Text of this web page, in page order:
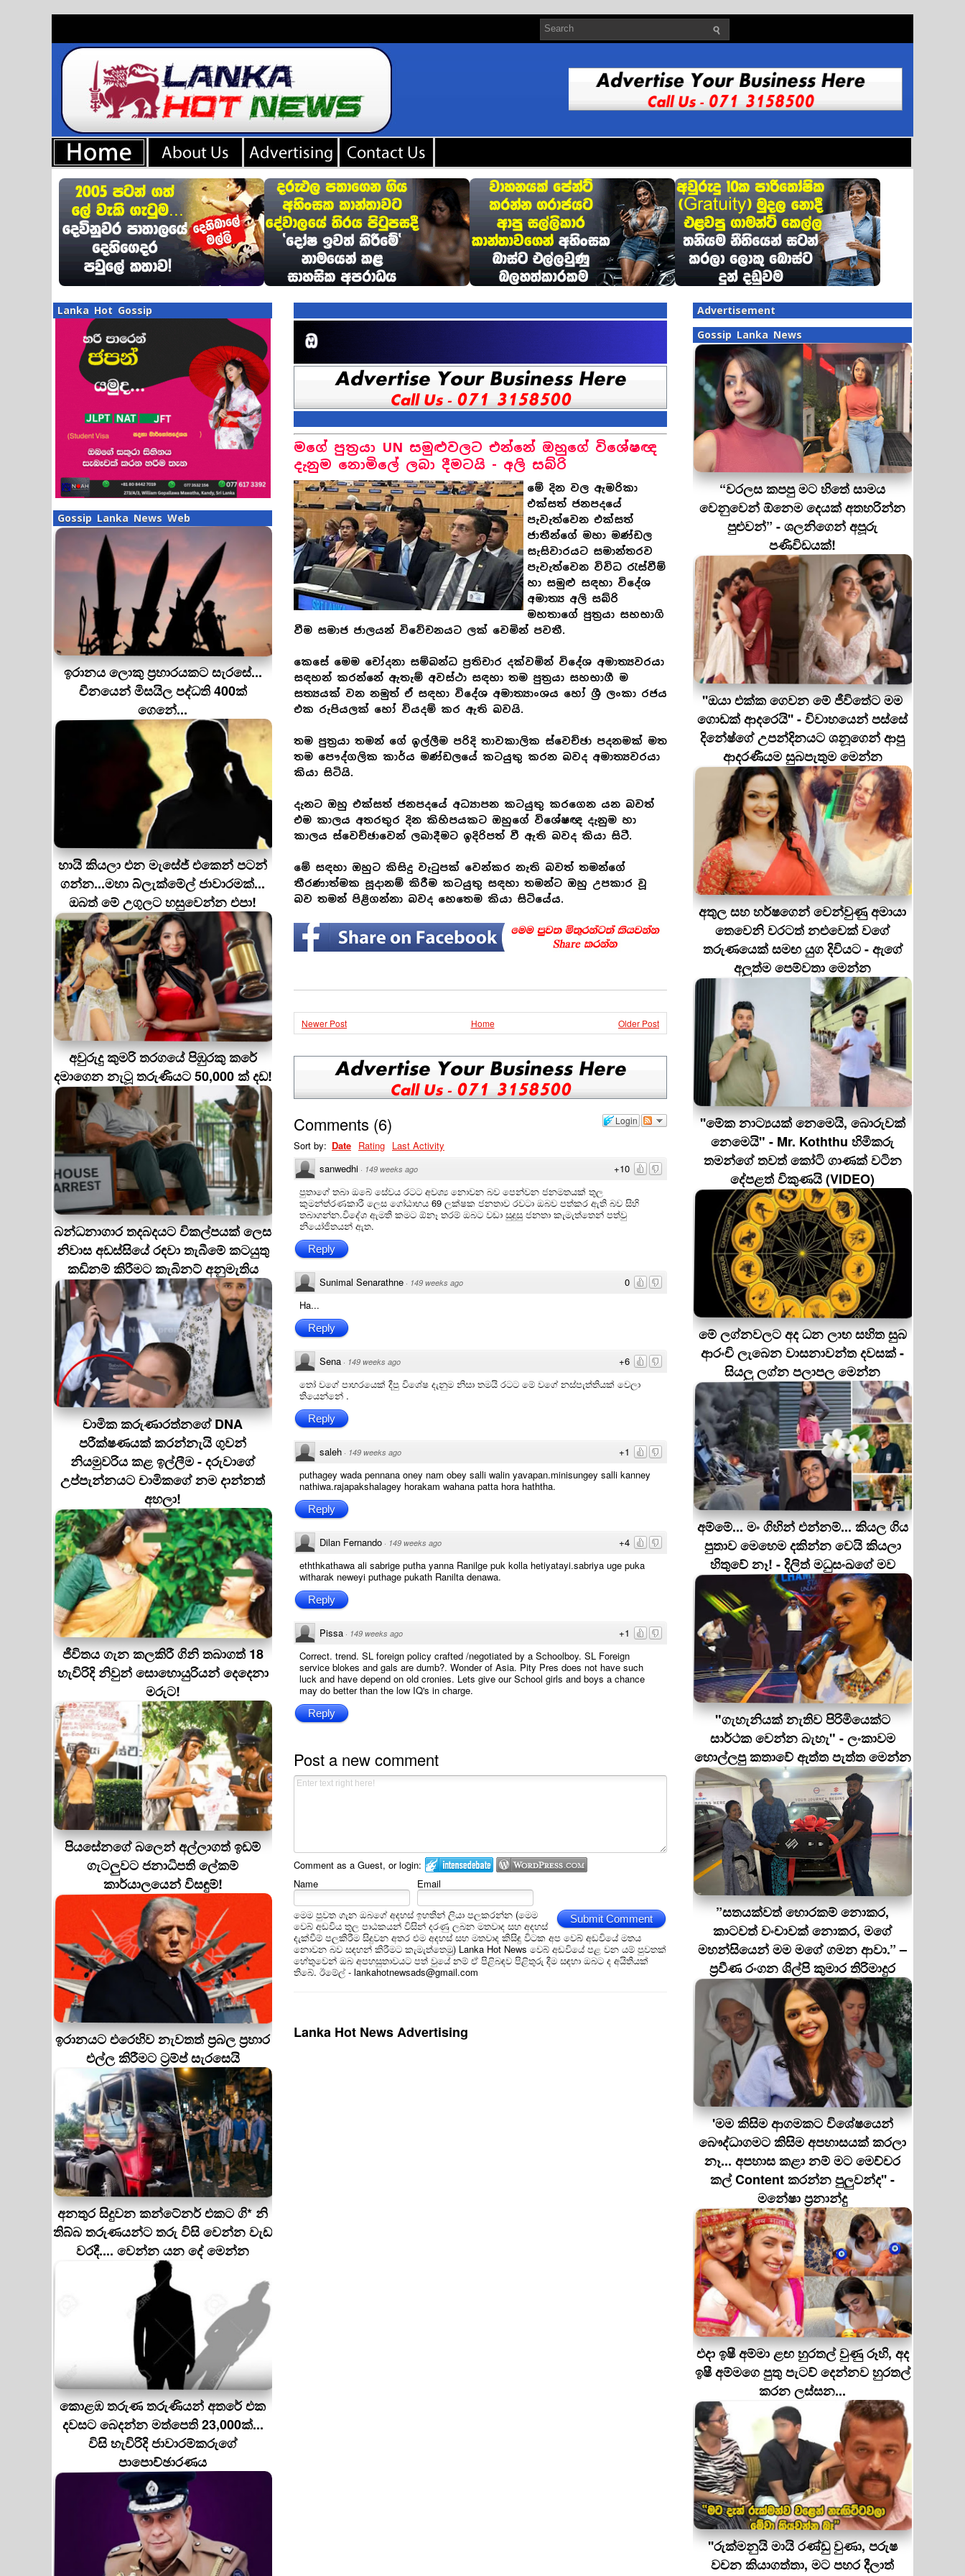
Lanka Hot Gossip
Gossip Lanka News Web
ඉරානය ලොකු ප‍්‍රහාරයකට සැරසේ...
චීනයෙන් මිසයිල පද්ධති 400ක්
ගෙනේ...
හායි කියලා එන මැසේජ් එකෙන් පටන්
ගන්න...මහා බ්ලැක්මේල් ජාවාරමක්...
ඔබත් මේ උගුලට හසුවෙන්න එපා!
අවුරුදු කුමරි තරගයේ පිඹුරකු කරේ
දමාගෙන නැටූ තරුණියට 50,000 ක් දඩ!
බන්ධනාගාර තදබදයට විකල්පයක් ලෙස
නිවාස අඩස්සියේ රඳවා තැබීමේ කටයුතු
කඩිනම් කිරීමට කැබිනට් අනුමැතිය
චාමික කරුණාරත්නගේ DNA
පරීක්ෂණයක් කරන්නැයි ගුවන්
නියමුවරිය කළ ඉල්ලීම - දරුවාගේ
උප්පැන්නයට චාමිකගේ නම දාන්නත්
අහලා!
ජීවිතය ගැන කලකිරී ගිනි තබාගත් 18
හැවිරිදි නිවුන් සොහොයුරියන් දෙදෙනා
මරුට!
පියසේනගේ බලෙන් අල්ලාගත් ඉඩම්
ගැටලුවට ජනාධිපති ලේකම්
කාර්යාලයෙන් විසඳුම්!
ඉරානයට එරෙහිව නැවතත් ප්‍රබල ප්‍රහාර
එල්ල කිරීමට ට්‍රම්ප් සැරසෙයි
අනතුර සිදුවන කන්ටේනර් එකට ගි* නි
තිබ්බ තරුණයන්ට තරු විසි වෙන්න වැඩ
වරදී.... වෙන්න යන දේ මෙන්න
කොළඹ තරුණ තරුණියන් අතරේ එක
දවසට බෙදන්න මත්පෙති 23,000ක්...
විසි හැවිරිදි ජාවාරම්කරුගේ
පාපොච්ඡාරණය
මගේ පුත‍්‍රයා UN සමුළුවලට එන්නේ ඔහුගේ විශේෂඥ
දැනුම නොමිලේ ලබා දීමටයි - අලි සබ්රි
මේ දින වල ඇමරිකා
එක්සත් ජනපදයේ
පැවැත්වෙන එක්සත්
ජාතීන්ගේ මහා මණ්ඩල
සැසිවාරයට සමාන්තරව
පැවැත්වෙන විවිධ රැස්වීම්
හා සමුළු සඳහා විදේශ
අමාත්‍ය අලි සබ්රි
මහතාගේ පුත්‍රයා සහභාගි
වීම සමාජ ජාලයන් විවේචනයට ලක් වෙමින් පවතී.
කෙසේ මෙම චෝදනා සම්බන්ධ ප්‍රතිචාර දක්වමින් විදේශ අමාත්‍යවරයා
සඳහන් කරන්නේ ඇතැම් අවස්ථා සඳහා තම පුත්‍රයා සහභාගී ම
සත්‍යයක් වන නමුත් ඒ සඳහා විදේශ අමාත්‍යාංශය හෝ ශ්‍රී ලංකා රජය
එක රුපියලක් හෝ වියදම් කර ඇති බවයි.
තම පුත්‍රයා තමන් ගේ ඉල්ලීම පරිදි තාවකාලික ස්වෙච්ඡා පදනමක් මත
තම පෞද්ගලික කාර්ය මණ්ඩලයේ කටයුතු කරන බවද අමාත්‍යවරයා
කියා සිටියි.
දැනට ඔහු එක්සත් ජනපදයේ අධ්‍යාපන කටයුතු කරගෙන යන බවත්
එම කාලය අතරතුර දින කිහිපයකට ඔහුගේ විශේෂඥ දැනුම හා
කාලය ස්වෙච්ඡාවෙන් ලබාදීමට ඉදිරිපත් වී ඇති බවද කියා සිටී.
මේ සඳහා ඔහුට කිසිදු වැටුපක් වෙන්කර නැති බවත් තමන්ගේ
තීරණාත්මක සූදානම් කිරීම කටයුතු සඳහා තමන්ට ඔහු උපකාර වූ
බව තමන් පිළිගන්නා බවද හෙතෙම කියා සිටියේය.
Newer Post Older Post
Home
Login
Comments (6)
Sort by: Date Rating Last Activity
+10
sanwedhi · 149 weeks ago
පුතාගේ තබා ඔබේ සේවය රටට අවශ්‍ය නොවන බව පෙන්වන ජනමතයක් තුල
කුමන්ත්රණකාරී ලෙස ගෝඨාභය 69 ලක්ෂක ජනතාව රවටා ඔබව පත්කර ඇති බව සිහි
තබාගන්න.විදේශ ඇමති කමට ඕනෑ තරම් ඔබට වඩා සුදුසු ජනතා කැමැත්තෙන් පත්වු
නියෝජිතයන් ඇත.
Reply
0
Sunimal Senarathne · 149 weeks ago
Ha...
Reply
+6
Sena · 149 weeks ago
තෝ වගේ පාහරයෙක් දීපු විශේෂ දැනුම නිසා තමයි රටට මේ වගේ නස්පැත්තියක් වෙලා
තියෙන්නේ .
Reply
+1
saleh · 149 weeks ago
puthagey wada pennana oney nam obey salli walin yavapan.minisungey salli kanney
nathiwa.rajapakshalagey horakam wahana patta hora haththa.
Reply
+4
Dilan Fernando · 149 weeks ago
eththkathawa ali sabrige putha yanna Ranilge puk kolla hetiyatayi.sabriya uge puka
witharak neweyi puthage pukath Ranilta denawa.
Reply
+1
Pissa · 149 weeks ago
Correct. trend. SL foreign policy crafted /negotiated by a Schoolboy. SL Foreign
service blokes and gals are dumb?. Wonder of Asia. Pity Pres does not have such
luck and have depend on old cronies. Lets give our School girls and boys a chance
may do better than the low IQ's in charge.
Reply
Post a new comment
Comment as a Guest, or login:
Name
Email
Submit Comment
මෙම පුවත ගැන ඔබගේ අදහස් ඉහතින් ලියා පලකරන්න (මෙම
වෙබ් අඩවිය තුල පාඨකයන් විසින් දරණු ලබන මතවාද සහ අදහස්
දැක්වීම් පලකිරීම සිදුවන අතර එම අදහස් සහ මතවාද කිසිඳු විටක අප වෙබ් අඩවියේ මතය
නොවන බව සඳහන් කිරීමට කැමැත්තෙමු) Lanka Hot News වෙබ් අඩවියේ පළ වන යම් පුවතක්
හේතුවෙන් ඔබ අපහසුතාවයට පත් වුයේ නම් ඒ පිළිබඳව පිළිතුරු දීම සඳහා ඔබට ද අයිතියක්
තිබේ. ඊමේල් - lankahotnewsads@gmail.com
Lanka Hot News Advertising
Advertisement
Gossip Lanka News
“වරලස කපපු මට හිතේ සාමය
වෙනුවෙන් ඕනෙම දෙයක් අතහරින්න
පුළුවන්” - ශලනිගෙන් අපූරු
පණිවිඩයක්!
''ඔයා එක්ක ගෙවන මේ ජීවිතේට මම
ගොඩක් ආදරෙයි'' - විවාහයෙන් පස්සේ
දිනේෂ්ගේ උපන්දිනයට ශනූගෙන් ආපු
ආදරණීයම සුබපැතුම මෙන්න
අතුල සහ හර්ෂගෙන් වෙන්වුණු අමායා
තෙවෙනි වරටත් නළුවෙක් වගේ
තරුණයෙක් සමඟ යුග දිවියට - ඇගේ
අලුත්ම පෙම්වතා මෙන්න
''මේක නාට්‍යයක් නෙමෙයි, බොරුවක්
නෙමෙයි" - Mr. Koththu හිමිකරු
තමන්ගේ තවත් කෝටි ගාණක් වටින
දේපළත් විකුණයි (VIDEO)
මේ ලග්නවලට අද ධන ලාභ සහිත සුබ
ආරංචි ලැබෙන වාසනාවන්ත දවසක් -
සියලු ලග්න පලාපල මෙන්න
අම්මේ... මං ගිහින් එන්නම්... කියල ගිය
පුතාව මෙහෙම දකින්න වෙයි කියලා
හිතුවේ නෑ! - දිලිත් මධුසංඛගේ මව
"ගැහැනියක් නැතිව පිරිමියෙක්ට
සාර්ථක වෙන්න බැහැ" - ලංකාවම
හොල්ලපු කතාවේ ඇත්ත පැත්ත මෙන්න
”සතයක්වත් හොරකම් නොකර,
කාටවත් වංචාවක් නොකර, මගේ
මහන්සියෙන් මම මගේ ගමන ආවා.” –
ප්‍රවීණ රංගන ශිල්පි කුමාර තිරිමාදුර
'මම කිසිම ආගමකට විශේෂයෙන්
බෞද්ධාගමට කිසිම අපහාසයක් කරලා
නෑ... අපහාස කළා නම් මට මෙච්චර
කල් Content කරන්න පුලුවන්ද'' -
මනේෂා ප්‍රනාන්දු
එදා ඉෂී අම්මා ළඟ හුරතල් වුණු රූහි, අද
ඉෂී අම්මගෙ පුතු පැටව් දෙන්නව හුරතල්
කරන ලස්සන...
''රුක්මනුයි මායි රණ්ඩු වුණා, පරුෂ
වචන කියාගත්තා, මට පහර දීලාත්